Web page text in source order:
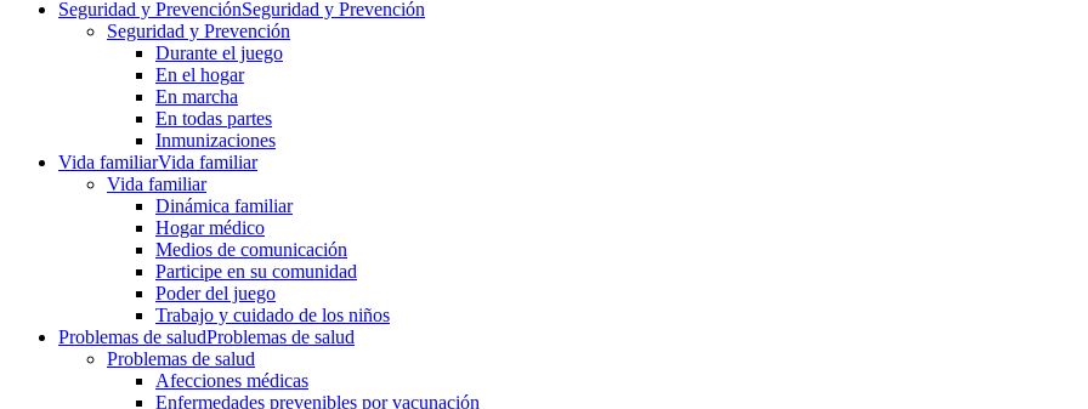
Seguridad y PrevenciónSeguridad y Prevención
Seguridad y Prevención
Durante el juego
En el hogar
En marcha
En todas partes
Inmunizaciones
Vida familiarVida familiar
Vida familiar
Dinámica familiar
Hogar médico
Medios de comunicación
Participe en su comunidad
Poder del juego
Trabajo y cuidado de los niños
Problemas de saludProblemas de salud
Problemas de salud
Afecciones médicas
Enfermedades prevenibles por vacunación